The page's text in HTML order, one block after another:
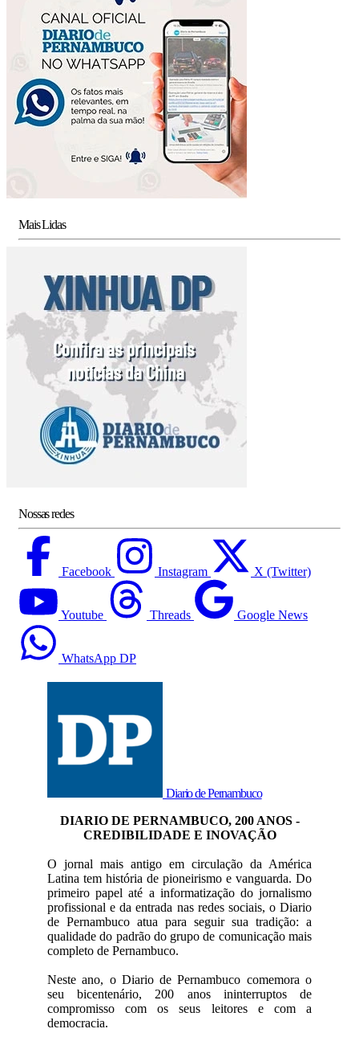
Mais Lidas
Nossas redes
Facebook Instagram X (Twitter)
Youtube Threads Google News
WhatsApp DP
Diario de Pernambuco
DIARIO DE PERNAMBUCO, 200 ANOS -
CREDIBILIDADE E INOVAÇÃO
O jornal mais antigo em circulação da América
Latina tem história de pioneirismo e vanguarda. Do
primeiro papel até a informatização do jornalismo
profissional e da entrada nas redes sociais, o Diario
de Pernambuco atua para seguir sua tradição: a
qualidade do padrão do grupo de comunicação mais
completo de Pernambuco.
Neste ano, o Diario de Pernambuco comemora o
seu bicentenário, 200 anos ininterruptos de
compromisso com os seus leitores e com a
democracia.